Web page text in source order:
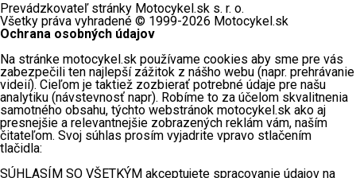
Prevádzkovateľ stránky Motocykel.sk s. r. o.
Všetky práva vyhradené © 1999-2026 Motocykel.sk
Ochrana osobných údajov
Na stránke motocykel.sk používame cookies aby sme pre vás
zabezpečili ten najlepší zážitok z nášho webu (napr. prehrávanie
videií). Cieľom je taktiež zozbierať potrebné údaje pre našu
analytiku (návstevnosť napr). Robíme to za účelom skvalitnenia
samotného obsahu, týchto webstránok motocykel.sk ako aj
presnejšie a relevantnejšie zobrazených reklám vám, naším
čitateľom. Svoj súhlas prosím vyjadrite vpravo stlačením
tlačidla:
SÚHLASÍM SO VŠETKÝM akceptujete spracovanie údajov na